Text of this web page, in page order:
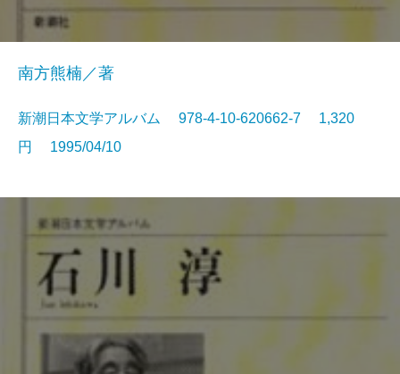
南方熊楠／著
新潮日本文学アルバム 978-4-10-620662-7 1,320
円 1995/04/10